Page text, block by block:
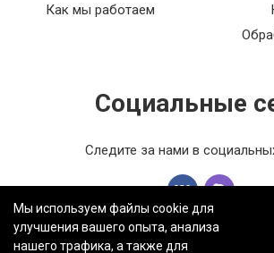
Как мы работаем
Социальные
Следите за нами в
Мы используем файлы cookie для
улучшения вашего опыта, анализа
нашего трафика, а также для